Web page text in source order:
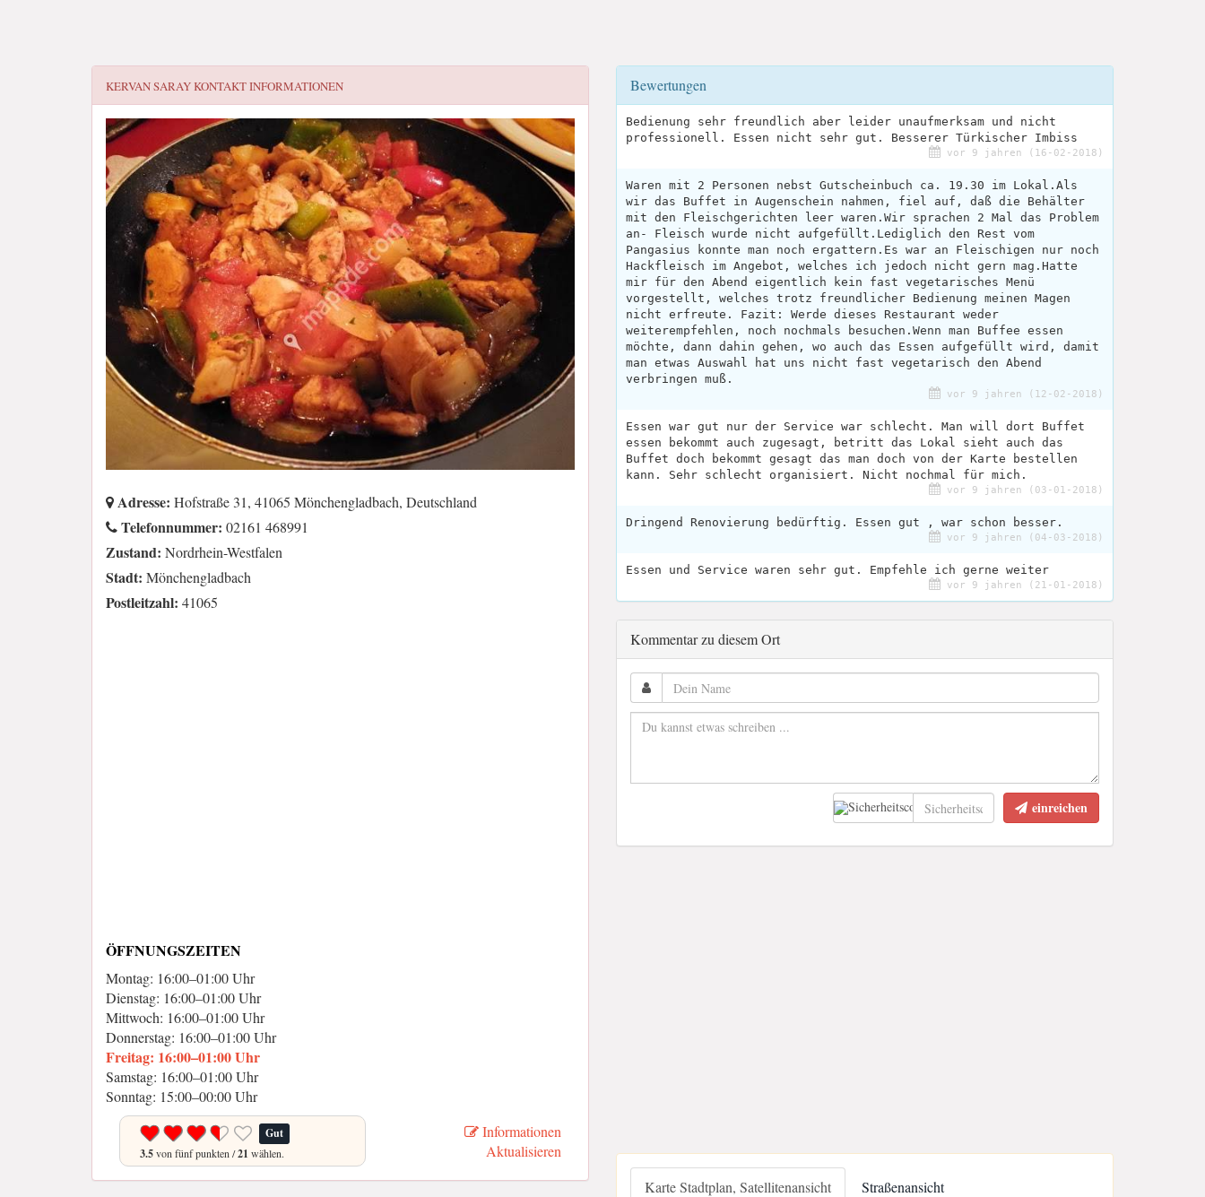
KERVAN SARAYKONTAKT INFORMATIONEN
Adresse: Hofstraße 31, 41065 Mönchengladbach, Deutschland
Telefonnummer: 02161 468991
Zustand: Nordrhein-Westfalen
Stadt: Mönchengladbach
Postleitzahl: 41065
ÖFFNUNGSZEITEN
Montag: 16:00–01:00 Uhr
Dienstag: 16:00–01:00 Uhr
Mittwoch: 16:00–01:00 Uhr
Donnerstag: 16:00–01:00 Uhr
Freitag: 16:00–01:00 Uhr
Samstag: 16:00–01:00 Uhr
Sonntag: 15:00–00:00 Uhr
Gut
3.5von fünf punkten /21 wählen.
Informationen
Aktualisieren
Bewertungen
Bedienung sehr freundlich aber leider unaufmerksam und nicht
professionell. Essen nicht sehr gut. Besserer Türkischer Imbiss
vor 9 jahren (16-02-2018)
Waren mit 2 Personen nebst Gutscheinbuch ca. 19.30 im Lokal.Als
wir das Buffet in Augenschein nahmen, fiel auf, daß die Behälter
mit den Fleischgerichten leer waren.Wir sprachen 2 Mal das Problem
an- Fleisch wurde nicht aufgefüllt.Lediglich den Rest vom
Pangasius konnte man noch ergattern.Es war an Fleischigen nur noch
Hackfleisch im Angebot, welches ich jedoch nicht gern mag.Hatte
mir für den Abend eigentlich kein fast vegetarisches Menü
vorgestellt, welches trotz freundlicher Bedienung meinen Magen
nicht erfreute. Fazit: Werde dieses Restaurant weder
weiterempfehlen, noch nochmals besuchen.Wenn man Buffee essen
möchte, dann dahin gehen, wo auch das Essen aufgefüllt wird, damit
man etwas Auswahl hat uns nicht fast vegetarisch den Abend
verbringen muß.
vor 9 jahren (12-02-2018)
Essen war gut nur der Service war schlecht. Man will dort Buffet
essen bekommt auch zugesagt, betritt das Lokal sieht auch das
Buffet doch bekommt gesagt das man doch von der Karte bestellen
kann. Sehr schlecht organisiert. Nicht nochmal für mich.
vor 9 jahren (03-01-2018)
Dringend Renovierung bedürftig. Essen gut , war schon besser.
vor 9 jahren (04-03-2018)
Essen und Service waren sehr gut. Empfehle ich gerne weiter
vor 9 jahren (21-01-2018)
Kommentar zu diesem Ort
einreichen
Karte Stadtplan, Satellitenansicht Straßenansicht